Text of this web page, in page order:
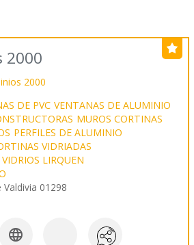
2000
DE PVC VENTANAS DE ALUMINIO
MUROS CORTINAS
PERFILES DE ALUMINIO
VIDRIADAS
LIRQUEN
Valdivia 01298
